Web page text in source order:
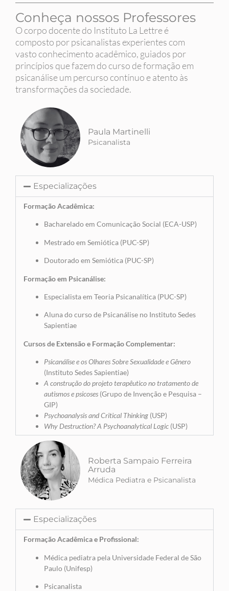
Conheça nossos Professores
O corpo docente do Instituto La Lettre é
composto por psicanalistas experientes com
vasto conhecimento acadêmico, guiados por
princípios que fazem do curso de formação em
psicanálise um percurso contínuo e atento às
transformações da sociedade.
Paula Martinelli
Psicanalista
Especializações
Formação Acadêmica:
Bacharelado em Comunicação Social (ECA-USP)
Mestrado em Semiótica (PUC-SP)
Doutorado em Semiótica (PUC-SP)
Formação em Psicanálise:
Especialista em Teoria Psicanalítica (PUC-SP)
Aluna do curso de Psicanálise no Instituto Sedes
Sapientiae
Cursos de Extensão e Formação Complementar:
Psicanálise e os Olhares Sobre Sexualidade e Gênero
(Instituto Sedes Sapientiae)
A construção do projeto terapêutico no tratamento de
autismos e psicoses (Grupo de Invenção e Pesquisa –
GIP)
Psychoanalysis and Critical Thinking (USP)
Why Destruction? A Psychoanalytical Logic (USP)
Roberta Sampaio Ferreira
Arruda
Médica Pediatra e Psicanalista
Especializações
Formação Acadêmica e Profissional:
Médica pediatra pela Universidade Federal de São
Paulo (Unifesp)
Psicanalista